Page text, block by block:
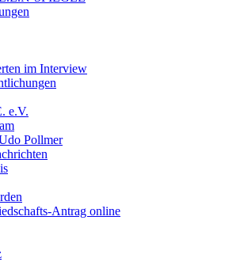
im Interview
e.V.
Pollmer
Antrag online